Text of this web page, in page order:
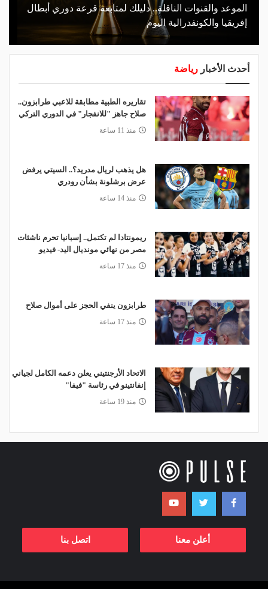
الموعد والقنوات الناقلة.. دليلك لمتابعة قرعة دوري أبطال
إفريقيا والكونفدرالية اليوم
أحدث الأخبار رياضة
تقاريره الطبية مطابقة للاعبي طرابزون..
صلاح جاهز "للانفجار" في الدوري التركي
منذ 11 ساعة
هل يذهب لريال مدريد؟.. السيتي يرفض
عرض برشلونة بشأن رودري
منذ 14 ساعة
ريمونتادا لم تكتمل.. إسبانيا تحرم ناشئات
مصر من نهائي مونديال اليد- فيديو
منذ 17 ساعة
طرابزون ينفي الحجز على أموال صلاح
منذ 17 ساعة
الاتحاد الأرجنتيني يعلن دعمه الكامل لجياني
إنفانتينو في رئاسة "فيفا"
منذ 19 ساعة
أعلن معنا اتصل بنا